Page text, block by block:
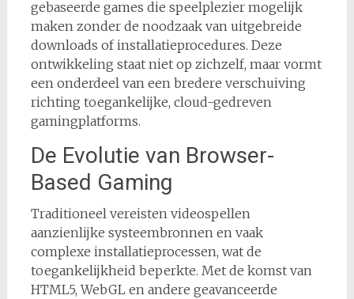
gebaseerde games die speelplezier mogelijk
maken zonder de noodzaak van uitgebreide
downloads of installatieprocedures. Deze
ontwikkeling staat niet op zichzelf, maar vormt
een onderdeel van een bredere verschuiving
richting toegankelijke, cloud-gedreven
gamingplatforms.
De Evolutie van Browser-
Based Gaming
Traditioneel vereisten videospellen
aanzienlijke systeembronnen en vaak
complexe installatieprocessen, wat de
toegankelijkheid beperkte. Met de komst van
HTML5, WebGL en andere geavanceerde